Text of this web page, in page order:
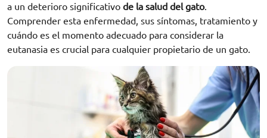
a un deterioro significativo de la salud del gato.
Comprender esta enfermedad, sus síntomas, tratamiento y
cuándo es el momento adecuado para considerar la
eutanasia es crucial para cualquier propietario de un gato.